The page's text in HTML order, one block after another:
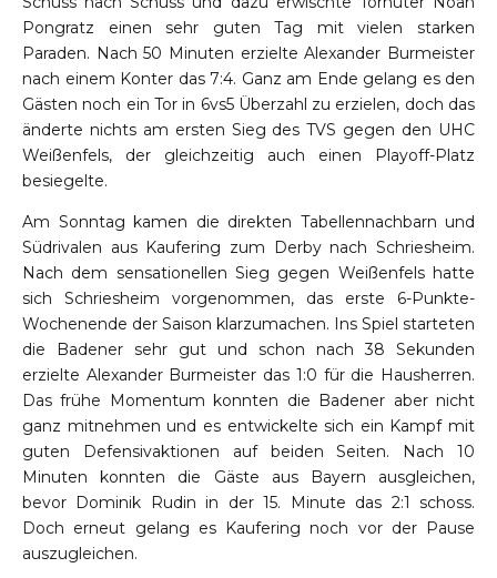
Pongratz einen sehr guten Tag mit vielen starken
Paraden. Nach 50 Minuten erzielte Alexander Burmeister
nach einem Konter das 7:4. Ganz am Ende gelang es den
Gästen noch ein Tor in 6vs5 Überzahl zu erzielen, doch das
änderte nichts am ersten Sieg des TVS gegen den UHC
Weißenfels, der gleichzeitig auch einen Playoff-Platz
besiegelte.
Am Sonntag kamen die direkten Tabellennachbarn und
Südrivalen aus Kaufering zum Derby nach Schriesheim.
Nach dem sensationellen Sieg gegen Weißenfels hatte
sich Schriesheim vorgenommen, das erste 6-Punkte-
Wochenende der Saison klarzumachen. Ins Spiel starteten
die Badener sehr gut und schon nach 38 Sekunden
erzielte Alexander Burmeister das 1:0 für die Hausherren.
Das frühe Momentum konnten die Badener aber nicht
ganz mitnehmen und es entwickelte sich ein Kampf mit
guten Defensivaktionen auf beiden Seiten. Nach 10
Minuten konnten die Gäste aus Bayern ausgleichen,
bevor Dominik Rudin in der 15. Minute das 2:1 schoss.
Doch erneut gelang es Kaufering noch vor der Pause
auszugleichen.